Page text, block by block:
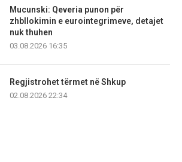
Mucunski: Qeveria punon për
zhbllokimin e eurointegrimeve, detajet
nuk thuhen
03.08.2026 16:35
Regjistrohet tërmet në Shkup
02.08.2026 22:34